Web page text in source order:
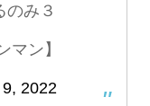
み３
マン】
2022